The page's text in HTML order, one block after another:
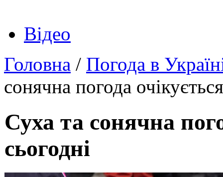
Відео
Головна / Погода в
сонячна погода
Суха та сонячна
сьогодні